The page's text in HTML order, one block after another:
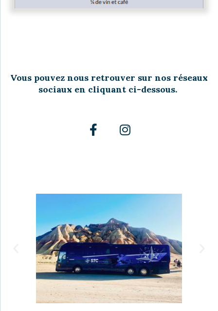
Vous pouvez nous retrouver sur nos réseaux
sociaux en cliquant ci-dessous.